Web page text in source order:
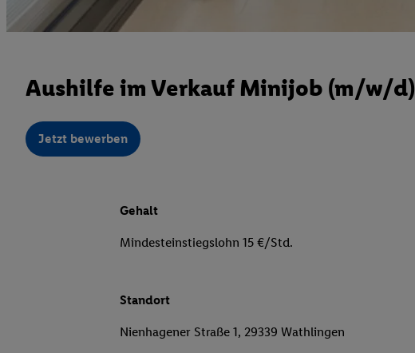
Aushilfe im Verkauf Minijob (m/w/d)
Jetzt bewerben
Gehalt
Mindesteinstiegslohn 15 €/Std.
Standort
Nienhagener Straße 1, 29339 Wathlingen